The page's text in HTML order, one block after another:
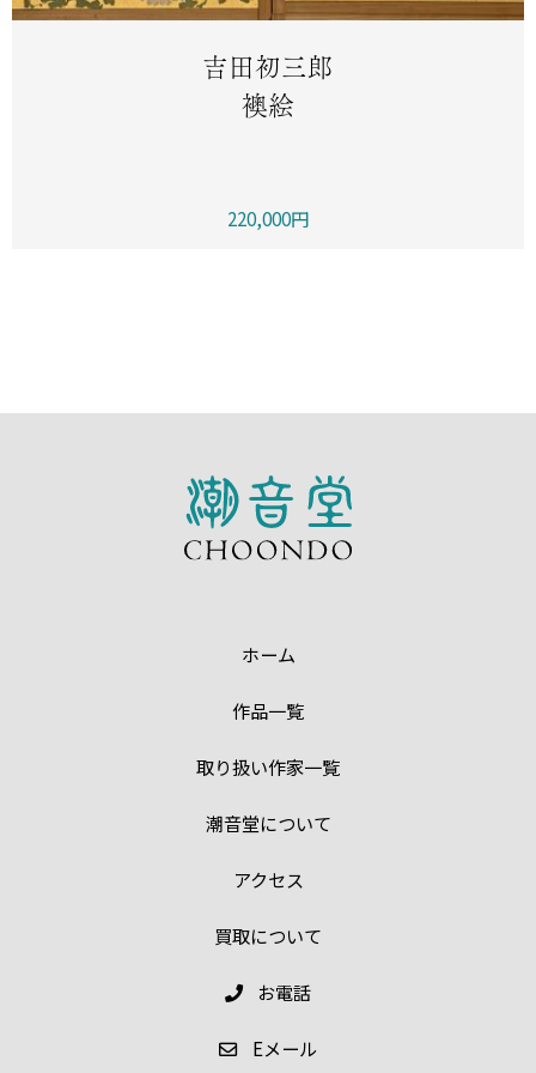
吉田初三郎
襖絵
220,000円
ホーム
作品一覧
取り扱い作家一覧
潮音堂について
アクセス
買取について
お電話
Eメール